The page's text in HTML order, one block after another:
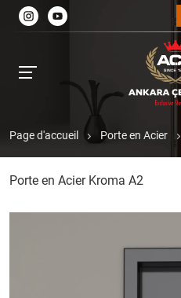
Page d'accueil Porte en Acier
Porte en Acier Kroma A2